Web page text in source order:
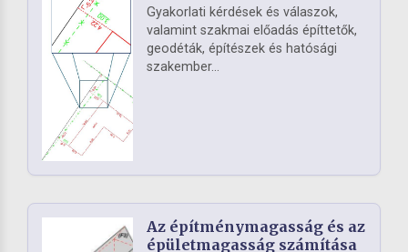
Gyakorlati kérdések és válaszok,
valamint szakmai előadás építtetők,
geodéták, építészek és hatósági
szakember...
Az építménymagasság és az
épületmagasság számítása